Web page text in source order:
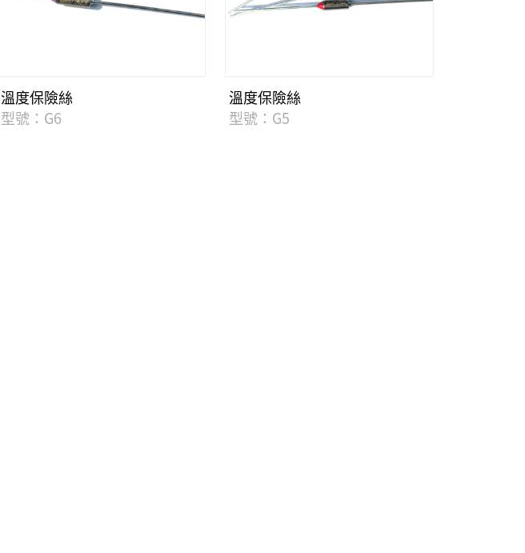
溫度保險絲
型號：G6
溫度保險絲
型號：G5